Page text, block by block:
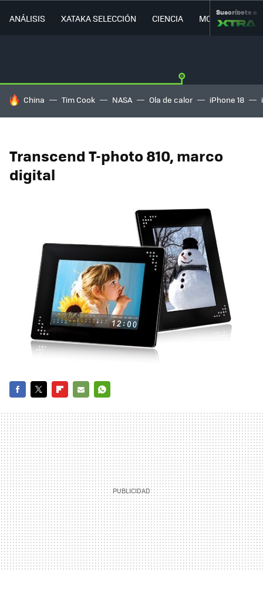
ANÁLISIS XATAKA SELECCIÓN CIENCIA MOVILIDAD
Suscríbete a
HOY SE HABLA DE
China Tim Cook NASA Ola de calor iPhone 18
Transcend T-photo 810, marco
digital
MAIL